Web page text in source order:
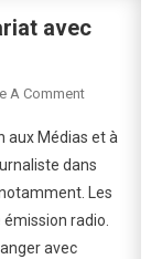
avec
A CommentOn
En
Partenariat
Avec
Ici
aux Médias et à
dans
Les
radio.
avec